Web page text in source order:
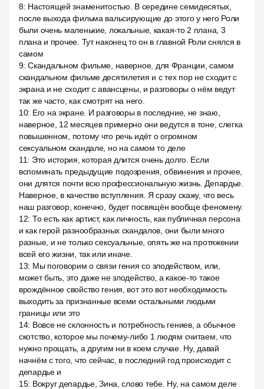
8: Настоящей знаменитостью. В середине семидесятых,
после выхода фильма вальсирующие до этого у него Роли
были очень маленькие, локальные, какая-то 2 плана, 3
плана и прочее. Тут наконец то он в главной Роли снялся в
самом
9:Скандальном фильме, наверное, для Франции, самом
скандальном фильме десятилетия и с тех пор не сходит с
экрана и не сходит с авансцены, и разговоры о нём ведут
так же часто, как смотрят на него.
10: Его на экране. И разговоры в последние, не знаю,
наверное, 12 месяцев примерно они ведутся в тоне, слегка
повышенном, потому что речь идёт о огромном
сексуальном скандале, но на самом то деле
11: Это история, которая длится очень долго. Если
вспоминать предыдущие подозрения, обвинения и прочее,
они длятся почти всю профессиональную жизнь. Депардье.
Наверное, в качестве вступления. Я сразу скажу, что весь
наш разговор, конечно, будет посвящён вообще феномену.
12: То есть как артист, как личность, как публичная персона
и как герой разнообразных скандалов, они были много
разные, и не только сексуальные, опять же на протяжении
всей его жизни, так или иначе.
13: Мы поговорим о связи гения со злодейством, или,
может быть, это даже не злодейство, а какое-то такое
врождённое свойство гения, вот это вот необходимость
выходить за признанные всеми остальными людьми
границы или это
14: Вовсе не склонность и потребность гениев, а обычное
скотство, которое мы почему-либо 1 людям считаем, что
нужно прощать, а другим ни в коем случае. Ну, давай
начнём с того, что сейчас, в последний год происходит с
депардье и
15: Вокруг депардье, Зина, слово тебе. Ну, на самом деле